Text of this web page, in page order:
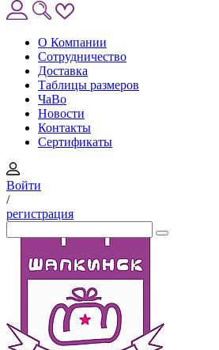
О Компании
Сотрудничество
Доставка
Таблицы размеров
ЧаВо
Новости
Контакты
Сертификаты
Войти
/
регистрация